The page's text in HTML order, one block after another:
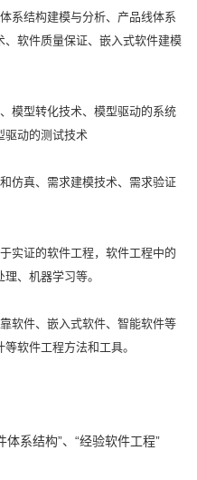
系结构建模与分析、产品线体系
软件质量保证、嵌入式软件建模
模型转化技术、模型驱动的系统
驱动的测试技术
仿真、需求建模技术、需求验证
实证的软件工程，软件工程中的
、机器学习等。
软件、嵌入式软件、智能软件等
软件工程方法和工具。
体系结构”、“经验软件工程”